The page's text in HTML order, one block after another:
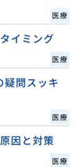
医療
イミング
医療
疑問スッキ
医療
因と対策
医療